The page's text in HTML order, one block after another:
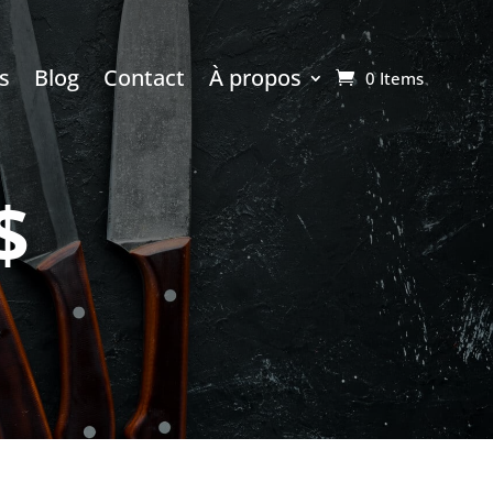
Blog Contact À propos 0 Items